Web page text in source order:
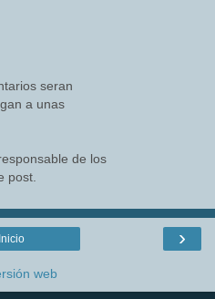
seran
a unas
de los
post.
›
Inicio
web